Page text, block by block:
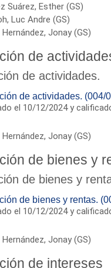
Suárez, Esther (GS)
Luc Andre (GS)
Jonay (GS)
de
de actividades.
de actividades. (004/
el 10/12/2024 y
Jonay (GS)
de bienes y
de bienes y
de bienes y rentas.
el 10/12/2024 y
Jonay (GS)
de intereses